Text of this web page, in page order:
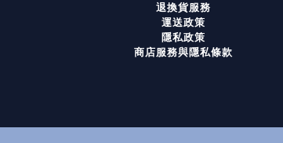
退換貨服務
運送政策
隱私政策
商店服務與隱私條款